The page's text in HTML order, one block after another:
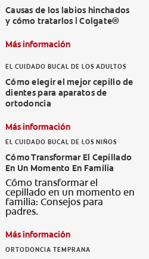
Causas de los labios hinchados
y cómo tratarlos | Colgate®
Más información
EL CUIDADO BUCAL DE LOS ADULTOS
Cómo elegir el mejor cepillo de
dientes para aparatos de
ortodoncia
Más información
EL CUIDADO BUCAL DE LOS NIÑOS
Cómo Transformar El Cepillado
En Un Momento En Familia
Cómo transformar el
cepillado en un momento en
familia: Consejos para
padres.
Más información
ORTODONCIA TEMPRANA